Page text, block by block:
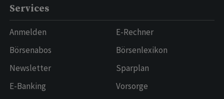
Services
Anmelden
Börsenabos
Newsletter
E-Banking
E-Rechner
Börsenlexikon
Sparplan
Vorsorge